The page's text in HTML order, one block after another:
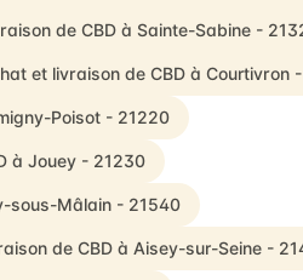
de CBD à Sainte-Sabine -
et livraison de CBD à Courtivron
Poisot - 21220
à Jouey - 21230
sous-Mâlain - 21540
de CBD à Aisey-sur-Seine -